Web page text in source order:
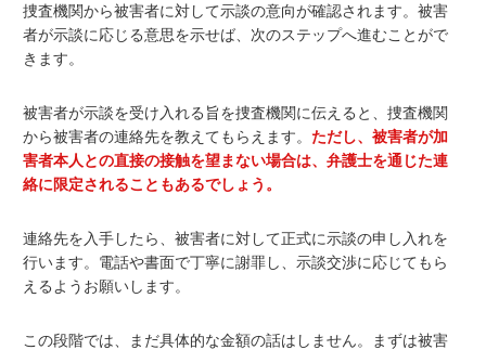
捜査機関から被害者に対して示談の意向が確認されます。被害
者が示談に応じる意思を示せば 、次のステップへ進むことがで
きます。
被害者が示談を受け入れる旨を捜査機関に伝えると、捜査機関
から被害者の連絡先を教えてもらえます。ただし、被害者が加
害者本人との直接の接触を望まない場合は、弁護士を通じた連
絡に限定されることもあるでしょう。
連絡先を入手したら、被害者に対して正式に示談の申し入れを
行います。電話や書面で丁寧に謝罪し、示談交渉に応じてもら
えるようお願いします。
この段階では、まだ具体的な金額の話はしません。まずは被害